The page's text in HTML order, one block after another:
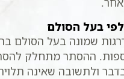
בעל הסולם
שמונה בעל הסולם
ההסתר מתחלק
ולתשובה שאינה